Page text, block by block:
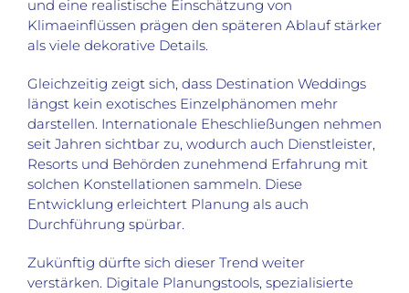
und eine realistische Einschätzung von
Klimaeinflüssen prägen den späteren Ablauf stärker
als viele dekorative Details.
Gleichzeitig zeigt sich, dass Destination Weddings
längst kein exotisches Einzelphänomen mehr
darstellen. Internationale Eheschließungen nehmen
seit Jahren sichtbar zu, wodurch auch Dienstleister,
Resorts und Behörden zunehmend Erfahrung mit
solchen Konstellationen sammeln. Diese
Entwicklung erleichtert Planung als auch
Durchführung spürbar.
Zukünftig dürfte sich dieser Trend weiter
verstärken. Digitale Planungstools, spezialisierte